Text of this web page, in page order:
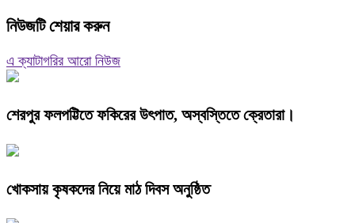
নিউজটি শেয়ার করুন
এ ক্যাটাগরির আরো নিউজ
শেরপুর ফলপট্টিতে ফকিরের উৎপাত, অস্বস্তিতে ক্রেতারা।
খোকসায় কৃষকদের নিয়ে মাঠ দিবস অনুষ্ঠিত